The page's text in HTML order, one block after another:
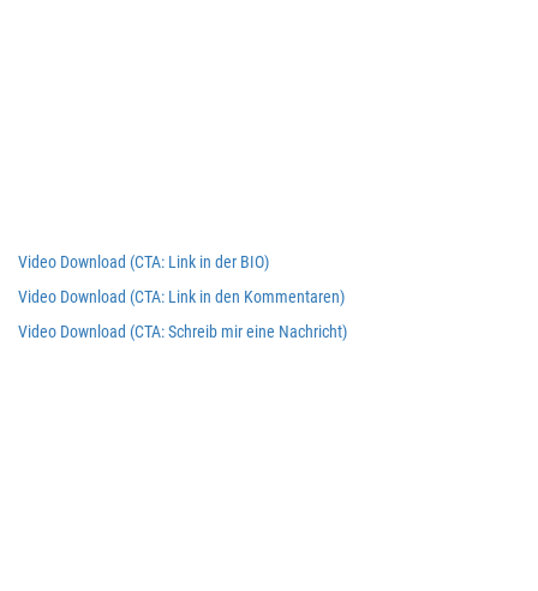
Video Download (CTA: Link in der BIO)
Video Download (CTA: Link in den Kommentaren)
Video Download (CTA: Schreib mir eine Nachricht)